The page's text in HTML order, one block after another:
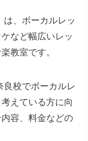
は、ボーカルレッ
など幅広いレッ
教室です。
良校でボーカルレ
えている方に向
容、料金などの